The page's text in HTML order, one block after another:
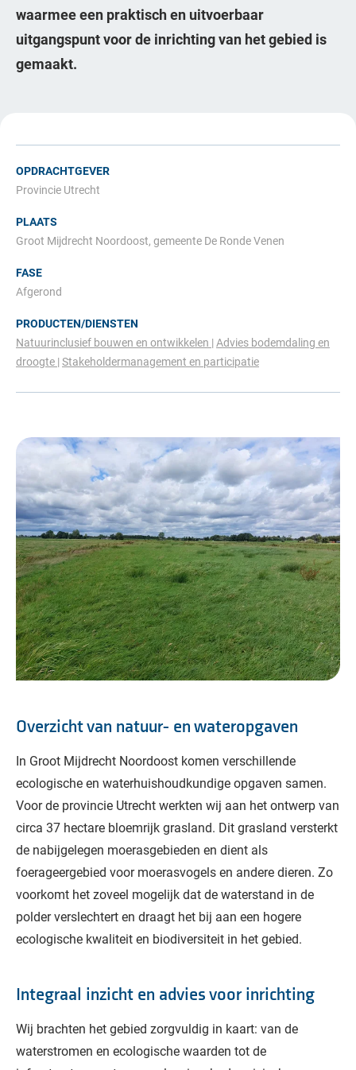
waarmee een praktisch en uitvoerbaar
uitgangspunt voor de inrichting van het gebied is
gemaakt.
OPDRACHTGEVER
Provincie Utrecht
PLAATS
Groot Mijdrecht Noordoost, gemeente De Ronde Venen
FASE
Afgerond
PRODUCTEN/DIENSTEN
Natuurinclusief bouwen en ontwikkelen Advies bodemdaling en
droogte Stakeholdermanagement en participatie
Overzicht van natuur- en wateropgaven
In Groot Mijdrecht Noordoost komen verschillende
ecologische en waterhuishoudkundige opgaven samen.
Voor de provincie Utrecht werkten wij aan het ontwerp van
circa 37 hectare bloemrijk grasland. Dit grasland versterkt
de nabijgelegen moerasgebieden en dient als
foerageergebied voor moerasvogels en andere dieren. Zo
voorkomt het zoveel mogelijk dat de waterstand in de
polder verslechtert en draagt het bij aan een hogere
ecologische kwaliteit en biodiversiteit in het gebied.
Integraal inzicht en advies voor inrichting
Wij brachten het gebied zorgvuldig in kaart: van de
waterstromen en ecologische waarden tot de